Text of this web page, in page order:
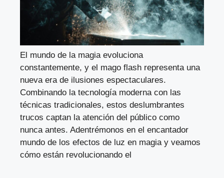
El mundo de la magia evoluciona
constantemente, y el mago flash representa una
nueva era de ilusiones espectaculares.
Combinando la tecnología moderna con las
técnicas tradicionales, estos deslumbrantes
trucos captan la atención del público como
nunca antes. Adentrémonos en el encantador
mundo de los efectos de luz en magia y veamos
cómo están revolucionando el